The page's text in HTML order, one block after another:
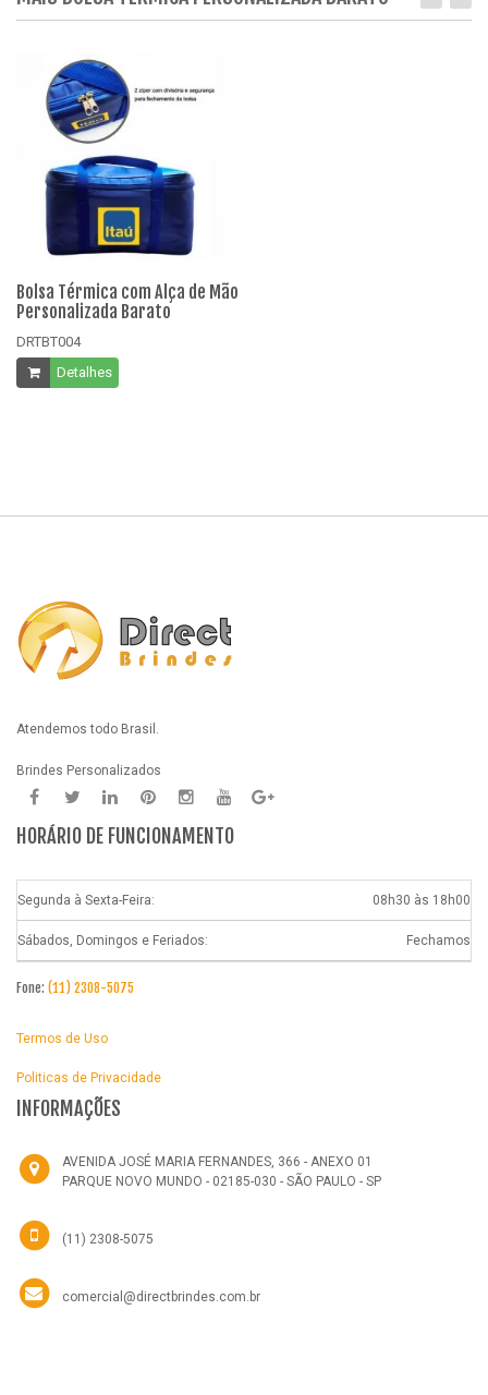
Bolsa Térmica com Alça de Mão
Personalizada Barato
DRTBT004
Detalhes
Atendemos todo Brasil.
Brindes Personalizados
HORÁRIO DE FUNCIONAMENTO
Segunda à Sexta-Feira: 08h30 às 18h00
Sábados, Domingos e Feriados: Fechamos
Fone: (11) 2308-5075
Termos de Uso
Politicas de Privacidade
INFORMAÇÕES
AVENIDA JOSÉ MARIA FERNANDES, 366 - ANEXO 01
PARQUE NOVO MUNDO - 02185-030 - SÃO PAULO - SP
(11) 2308-5075
comercial@directbrindes.com.br